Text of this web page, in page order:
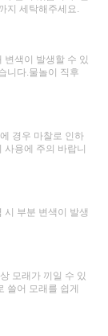
지 세탁해주세요.
변색이 발생할 수 있
니다.물놀이 직후
경우 마찰로 인하
용에 주의 바랍니
시 부분 변색이 발생
모래가 끼일 수 있
쓸어 모래를 쉽게